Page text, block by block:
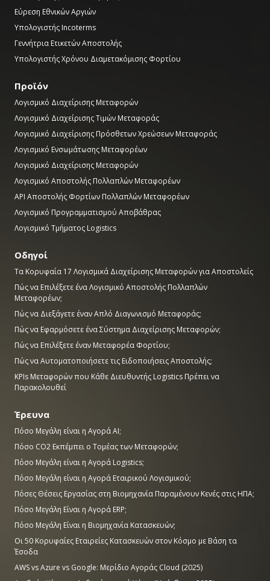
Εύρεση Εθνικών Αργιών
Υπολογιστής Incoterms
Γεννήτρια Ετικετών Αποστολής
Υπολογιστής Χρόνου Διαμετακόμισης Φορτίου
Προϊόν
Λογισμικό Διαχείρισης Μεταφορών
Λογισμικό Διαχείρισης Τιμών Μεταφοράς
Λογισμικό Διαχείρισης Πρόσθετων Χρεώσεων Μεταφοράς
Λογισμικό Ενσωμάτωσης Μεταφορέων
Λογισμικό Διαχείρισης Μεταφορών
Λογισμικό Αποστολής Πολλαπλών Μεταφορέων
API Αποστολής Φορτίων Πολλαπλών Μεταφορέων
Λογισμικό Προγραμματισμού Αποβάθρας
Λογισμικό Τμήματος Logistics
Οδηγοί
Τα Κορυφαία 17 Λογισμικά Διαχείρισης Μεταφορών για Αποστολείς
Πώς να Επιλέξετε ένα Λογισμικό Αποστολής Πολλαπλών
Μεταφορέων;
Πώς να Διεξάγετε έναν Απλό Διαγωνισμό Μεταφοράς;
Πώς να Εφαρμόσετε ένα Σύστημα Διαχείρισης Μεταφορών;
Πώς να Επιλέξετε έναν Μεταφορέα Φορτίου;
Πώς να Αυτοματοποιήσετε τις Ειδοποιήσεις Αποστολής;
KPIs Μεταφορών που Κάθε Διευθυντής Logistics Πρέπει να
Παρακολουθεί
Έρευνα
Πόσο Μεγάλη είναι η Αγορά AI;
Πόσο CO2 Εκπέμπει ο Τομέας των Μεταφορών;
Πόσο Μεγάλη είναι η Αγορά Logistics;
Πόσο Μεγάλη είναι η Αγορά Εταιρικού Λογισμικού;
Πόσες Θέσεις Εργασίας στη Βιομηχανία Παραμένουν Κενές στις ΗΠΑ;
Πόσο Μεγάλη Είναι η Αγορά ERP;
Πόσο Μεγάλη Είναι η Βιομηχανία Κατασκευών;
Οι 50 Κορυφαίες Εταιρείες Κατασκευών στον Κόσμο με Βάση τα
Έσοδα
AWS vs Azure vs Google: Μερίδιο Αγοράς Cloud (2025)